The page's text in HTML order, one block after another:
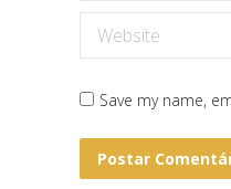
Website
Save my name,
Postar